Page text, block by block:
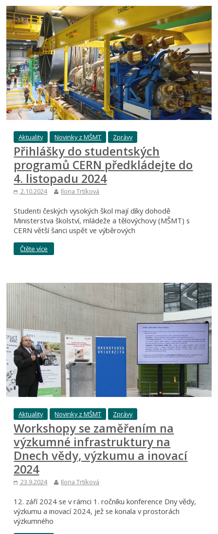
Aktuality Novinky z MŠMT Zprávy
Přihlášky do studentských
programů CERN předkládejte do
4. listopadu 2024
2.10.2024 Ilona Trtíková
Studenti českých vysokých škol mají díky dohodě
Ministerstva školství, mládeže a tělovýchovy (MŠMT) s
CERN větší šanci uspět ve výběrových
Čtěte více
Aktuality Novinky z MŠMT Zprávy
Workshopy se zaměřením na
výzkumné infrastruktury na
Dnech vědy, výzkumu a inovací
2024
23.9.2024 Ilona Trtíková
12. září 2024 se v rámci 1. ročníku konference Dny vědy,
výzkumu a inovací 2024, jež se konala v prostorách
výzkumného